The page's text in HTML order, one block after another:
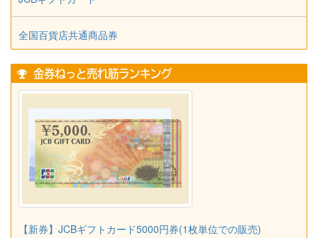
全国百貨店共通商品券
金券ねっと売れ筋ランキング
【新券】JCBギフトカード5000円券(1枚単位での販売)